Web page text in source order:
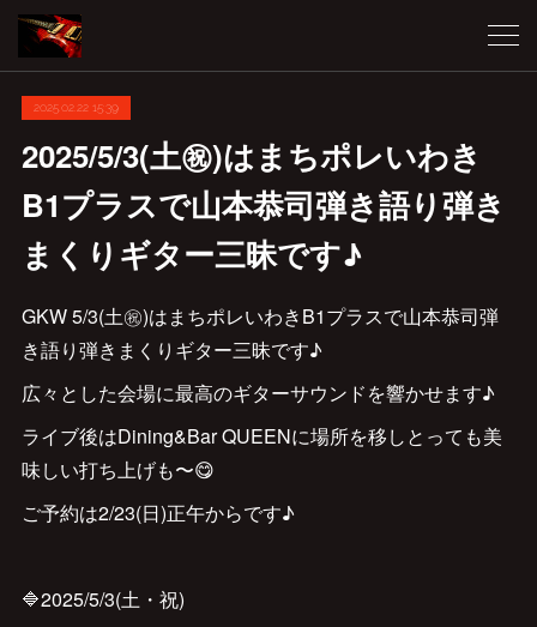
2025.02.22 15:39
2025/5/3(土㊗️)はまちポレいわき
B1プラスで山本恭司弾き語り弾き
まくりギター三昧です♪
GKW 5/3(土㊗️)はまちポレいわきB1プラスで山本恭司弾
き語り弾きまくりギター三昧です♪
広々とした会場に最高のギターサウンドを響かせます♪
ライブ後はDining&Bar QUEENに場所を移しとっても美
味しい打ち上げも〜😋
ご予約は2/23(日)正午からです♪
🔷2025/5/3(土・祝)